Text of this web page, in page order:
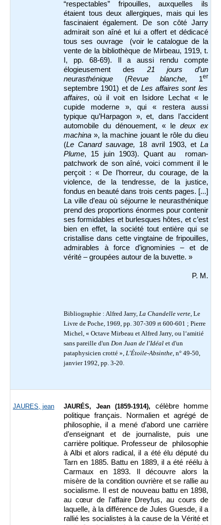
“respectables” fripouilles, auxquelles ils
étaient tous deux allergiques, mais qui les
fascinaient également. De son côté Jarry
admirait son aîné et lui a offert et dédicacé
tous ses ouvrage (voir le catalogue de la
vente de la bibliothèque de Mirbeau, 1919, t.
I, pp. 68-69). Il a aussi rendu compte
élogieusement des 21 jours d’un
neurasthénique (Revue blanche, 1er
septembre 1901) et de Les affaires sont les
affaires, où il voit en Isidore Lechat « le
cupide moderne », qui « restera aussi
typique qu’Harpagon », et, dans l’accident
automobile du dénouement, « le deux ex
machina », la machine jouant le rôle du dieu
(Le Canard sauvage, 18 avril 1903, etLa
Plume, 15 juin 1903). Quant au roman-
patchwork de son aîné, voici comment il le
perçoit : « De l’horreur, du courage, de la
violence, de la tendresse, de la justice,
fondus en beauté dans trois cents pages. [...]
La ville d’eau où séjourne le neurasthénique
prend des proportions énormes pour contenir
ses formidables et burlesques hôtes, et c’est
bien en effet, la société tout entière qui se
cristallise dans cette vingtaine de fripouilles,
admirables à force d’ignominies – et de
vérité – groupées autour de la buvette. »
P. M.
Bibliographie : Alfred Jarry, La Chandelle verte, Le
Livre de Poche, 1969, pp. 307-309 rt 600-601 ; Pierre
Michel, « Octave Mirbeau et Alfred Jarry, ou l‘amitié
sans pareille d'un Don Juan de l'Idéal et d'un
pataphysicien crotté », L'Étoile-Absinthe, n° 49-50,
janvier 1992, pp. 3-20.
JAURES, jean JAURÉS, Jean (1859-1914),
célèbre homme
politique français. Normalien et agrégé de
philosophie, il a mené d’abord une carrière
d’enseignant et de journaliste, puis une
carrière politique. Professeur de philosophie
à Albi et alors radical, il a été élu député du
Tarn en 1885. Battu en 1889, il a été réélu à
Carmaux en 1893. Il découvre alors la
misère de la condition ouvrière et se rallie au
socialisme. Il est de nouveau battu en 1898,
au cœur de l’affaire Dreyfus, au cours de
laquelle, à la différence de Jules Guesde, il a
rallié les socialistes à la cause de la Vérité et